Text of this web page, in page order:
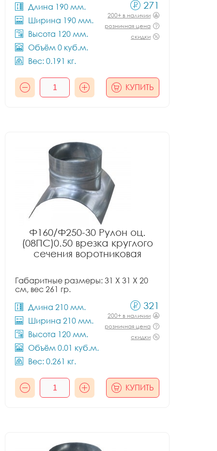
Длина 190 мм.
Ширина 190 мм.
Высота 120 мм.
Объём 0 куб.м.
Вес: 0.191 кг.
271
200+ в наличии
розничная цена
скидки
КУПИТЬ
Ф160/Ф250-30 Рулон оц.
(08ПС)0.50 врезка круглого
сечения воротниковая
Габаритные размеры: 31 X 31 X 20
см, вес 261 гр.
Длина 210 мм.
Ширина 210 мм.
Высота 120 мм.
Объём 0.01 куб.м.
Вес: 0.261 кг.
321
200+ в наличии
розничная цена
скидки
КУПИТЬ